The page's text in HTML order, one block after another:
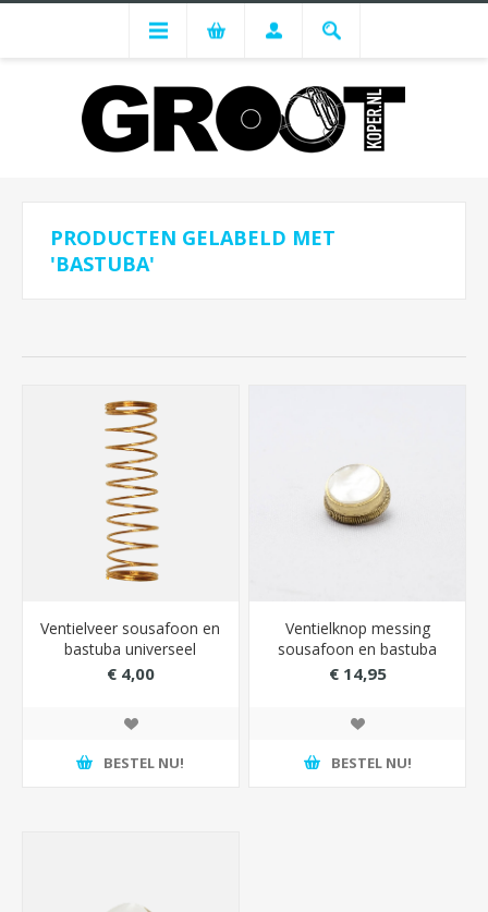
PRODUCTEN GELABELD MET
'BASTUBA'
Ventielveer sousafoon en
bastuba universeel
€ 4,00
BESTEL NU!
Ventielknop messing
sousafoon en bastuba
Holton
€ 14,95
BESTEL NU!